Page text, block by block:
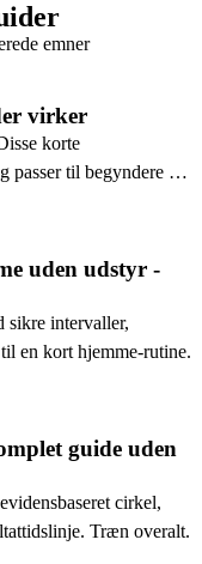
emner
virker
korte
passer til begyndere og
uden udstyr -
sikre intervaller,
en kort hjemme-rutine.
guide uden
cirkel,
Træn overalt.